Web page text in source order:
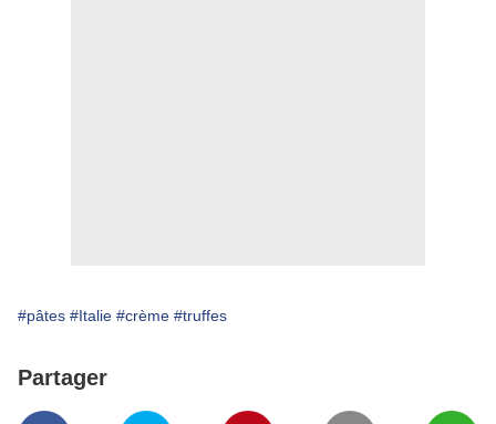
#pâtes #Italie #crème #truffes
Partager